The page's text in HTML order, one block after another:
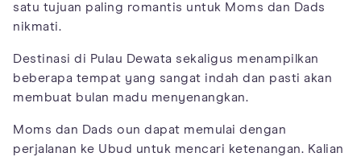
satu tujuan paling romantis untuk Moms dan Dads
nikmati.
Destinasi di Pulau Dewata sekaligus menampilkan
beberapa tempat yang sangat indah dan pasti akan
membuat bulan madu menyenangkan.
Moms dan Dads oun dapat memulai dengan
perjalanan ke Ubud untuk mencari ketenangan. Kalian